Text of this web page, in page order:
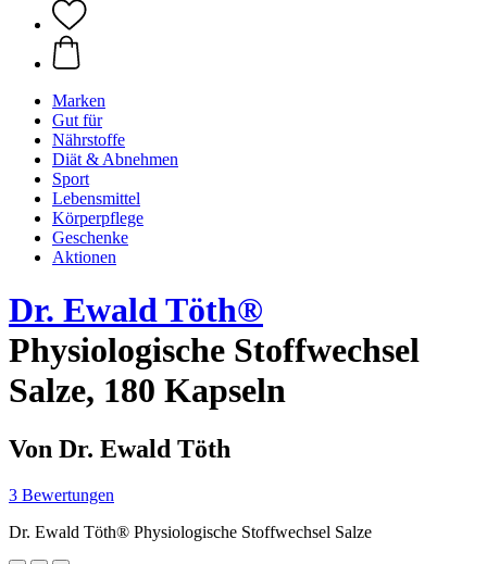
Marken
Gut für
Nährstoffe
Diät & Abnehmen
Sport
Lebensmittel
Körperpflege
Geschenke
Aktionen
Dr. Ewald Töth®
Physiologische Stoffwechsel
Salze, 180 Kapseln
Von Dr. Ewald Töth
3 Bewertungen
Dr. Ewald Töth® Physiologische Stoffwechsel Salze